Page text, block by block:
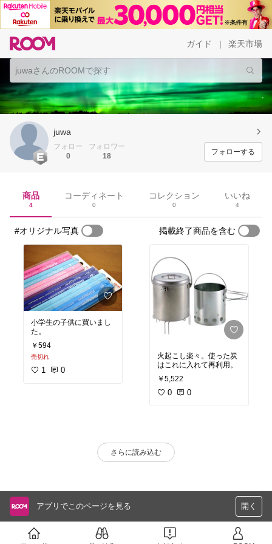
ガイド 楽天市場
juwa
フォロー
0
フォロワー
18
フォローする
商品
4
コーディネート
0
コレクション
0
いいね
4
#オリジナル写真 掲載終了商品を含む
小学生の子供に買いまし
た。
￥594
売切れ
1 0
火起こし楽々。使った炭
はこれに入れて再利用。
￥5,522
0 0
さらに読み込む
アプリでこのページを見る 開く